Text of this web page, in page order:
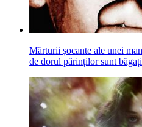
Mărturii șocante ale unei
de dorul părinților sunt